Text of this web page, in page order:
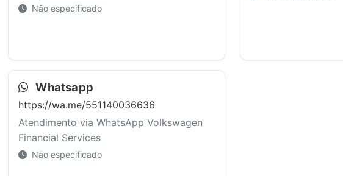
Não especificado
Whatsapp
https://wa.me/551140036636
Atendimento via WhatsApp Volkswagen
Financial Services
Não especificado